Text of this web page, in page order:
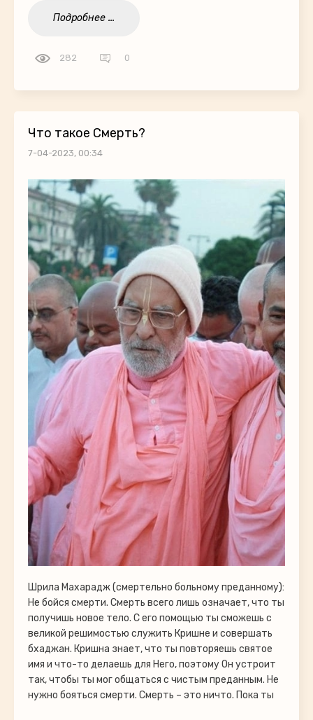
Подробнее ...
282 0
Что такое Смерть?
7-04-2023, 00:34
Шрила Махарадж (смертельно больному преданному):
Не бойся смерти. Смерть всего лишь означает, что ты
получишь новое тело. С его помощью ты сможешь с
великой решимостью служить Кришне и совершать
бхаджан. Кришна знает, что ты повторяешь святое
имя и что-то делаешь для Него, поэтому Он устроит
так, чтобы ты мог общаться с чистым преданным. Не
нужно бояться смерти. Смерть – это ничто. Пока ты